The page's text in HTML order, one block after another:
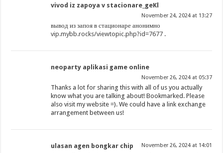
vivod iz zapoya v stacionare_geKl
November 24, 2024 at 13:27
вывод из запоя в стационаре анонимно
vip.mybb.rocks/viewtopic.php?id=7677 .
neoparty aplikasi game online
November 26, 2024 at 05:37
Thanks a lot for sharing this with all of us you actually
know what you are talking about! Bookmarked. Please
also visit my website =). We could have a link exchange
arrangement between us!
ulasan agen bongkar chip November 26, 2024 at 14:01